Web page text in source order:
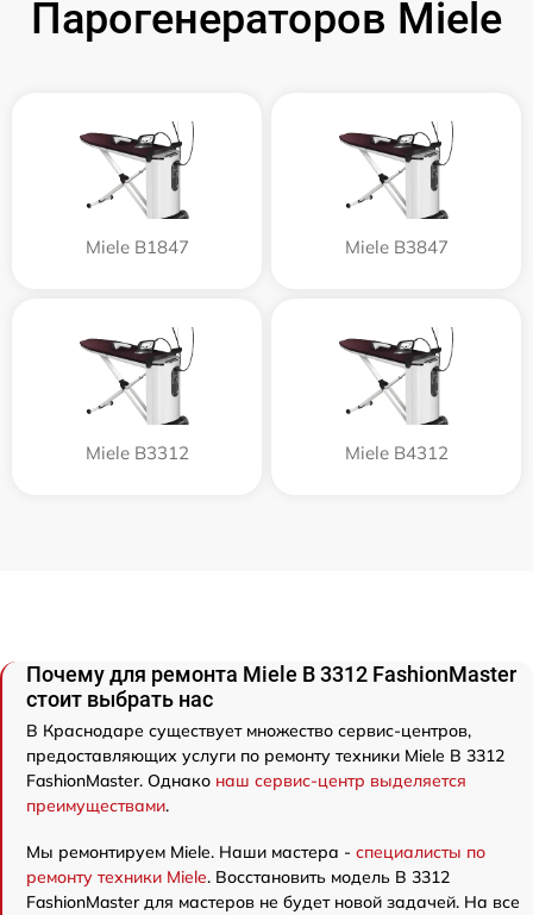
Парогенераторов Miele
Miele B1847 Miele B3847
Miele B3312 Miele B4312
Почему для ремонта Miele B 3312 FashionMaster
стоит выбрать нас
В Краснодаре существует множество сервис-центров,
предоставляющих услуги по ремонту техники Miele B 3312
FashionMaster. Однако наш сервис-центр выделяется
преимуществами.
Мы ремонтируем Miele. Наши мастера - специалисты по
ремонту техники Miele. Восстановить модель B 3312
FashionMaster для мастеров не будет новой задачей. На все